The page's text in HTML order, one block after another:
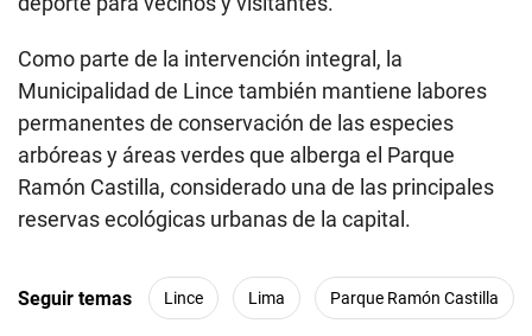
Como parte de la intervención integral, la
Municipalidad de Lince también mantiene labores
permanentes de conservación de las especies
arbóreas y áreas verdes que alberga el Parque
Ramón Castilla, considerado una de las principales
reservas ecológicas urbanas de la capital.
Seguir temas Lince Lima Parque Ramón Castilla